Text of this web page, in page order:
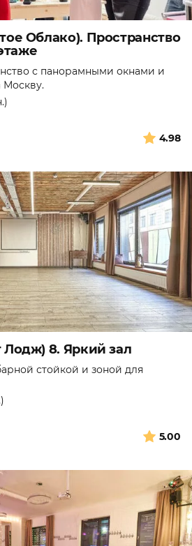
Облако). Пространство
с панорамными окнами и
Москву.
4.98
8. Яркий зал
стойкой и зоной для
5.00